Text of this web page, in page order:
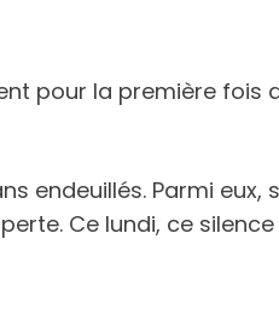
pour la première fois
endeuillés. Parmi eux,
Ce lundi, ce